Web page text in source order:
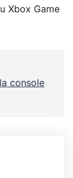
Xbox Game
console